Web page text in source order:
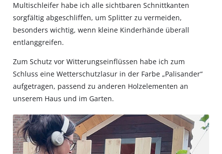
Multischleifer habe ich alle sichtbaren Schnittkanten
sorgfältig abgeschliffen, um Splitter zu vermeiden,
besonders wichtig, wenn kleine Kinderhände überall
entlanggreifen.
Zum Schutz vor Witterungseinflüssen habe ich zum
Schluss eine Wetterschutzlasur in der Farbe „Palisander“
aufgetragen, passend zu anderen Holzelementen an
unserem Haus und im Garten.